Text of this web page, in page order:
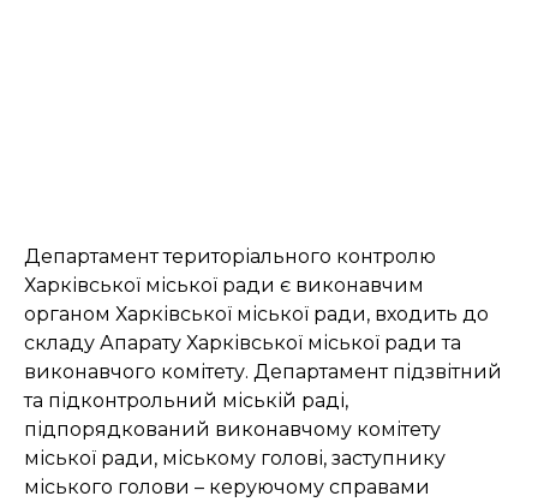
Департамент територіального контролю
Харківської міської ради є виконавчим
органом Харківської міської ради, входить до
складу Апарату Харківської міської ради та
виконавчого комітету. Департамент підзвітний
та підконтрольний міській раді,
підпорядкований виконавчому комітету
міської ради, міському голові, заступнику
міського голови – керуючому справами